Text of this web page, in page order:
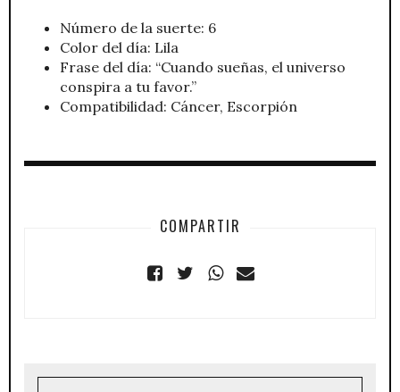
Número de la suerte: 6
Color del día: Lila
Frase del día: “Cuando sueñas, el universo
conspira a tu favor.”
Compatibilidad: Cáncer, Escorpión
COMPARTIR